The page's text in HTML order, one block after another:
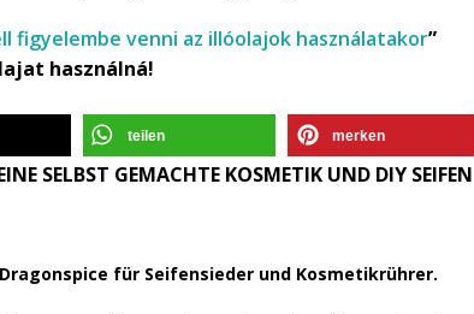
figyelembe venni az illóolajok használatakor”
használná!
teilen merken
SELBST GEMACHTE KOSMETIK UND DIY SEIFEN
für Seifensieder und Kosmetikrührer.